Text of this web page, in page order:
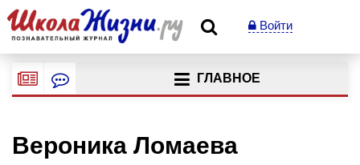
Войти
ГЛАВНОЕ
Вероника Ломаева